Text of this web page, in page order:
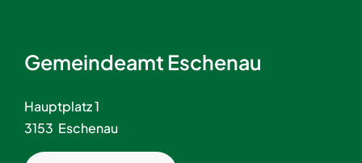
Gemeindeamt Eschenau
Hauptplatz 1
3153 Eschenau